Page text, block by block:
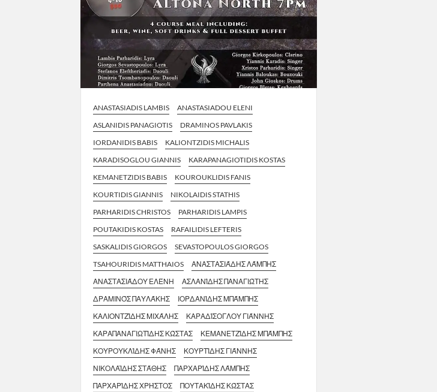
ANASTASIADIS LAMBIS
ANASTASIADOU ELENI
ASLANIDIS PANAGIOTIS
DRAMINOS PAVLAKIS
IORDANIDIS BABIS
KALIONTZIDIS MICHALIS
KARADISOGLOU GIANNIS
KARAPANAGIOTIDIS KOSTAS
KEMANETZIDIS BABIS
KOUROUKLIDIS FANIS
KOURTIDIS GIANNIS
NIKOLAIDIS STATHIS
PARHARIDIS CHRISTOS
PARHARIDIS LAMPIS
POUTAKIDIS KOSTAS
RAFAILIDIS LEFTERIS
SASKALIDIS GIORGOS
SEVASTOPOULOS GIORGOS
TSAHOURIDIS MATTHAIOS
ΑΝΑΣΤΑΣΙΆΔΗΣ ΛΆΜΠΗΣ
ΑΝΑΣΤΑΣΙΆΔΟΥ ΕΛΈΝΗ
ΑΣΛΑΝΊΔΗΣ ΠΑΝΑΓΙΏΤΗΣ
ΔΡΑΜΙΝΌΣ ΠΑΥΛΆΚΗΣ
ΙΟΡΔΑΝΊΔΗΣ ΜΠΆΜΠΗΣ
ΚΑΛΙΟΝΤΖΊΔΗΣ ΜΙΧΆΛΗΣ
ΚΑΡΑΔΊΣΟΓΛΟΥ ΓΙΆΝΝΗΣ
ΚΑΡΑΠΑΝΑΓΙΩΤΊΔΗΣ ΚΏΣΤΑΣ
ΚΕΜΑΝΕΤΖΊΔΗΣ ΜΠΆΜΠΗΣ
ΚΟΥΡΟΥΚΛΊΔΗΣ ΦΆΝΗΣ
ΚΟΥΡΤΊΔΗΣ ΓΙΆΝΝΗΣ
ΝΙΚΟΛΑΪΔΗΣ ΣΤΆΘΗΣ
ΠΑΡΧΑΡΊΔΗΣ ΛΆΜΠΗΣ
ΠΑΡΧΑΡΊΔΗΣ ΧΡΉΣΤΟΣ
ΠΟΥΤΑΚΊΔΗΣ ΚΏΣΤΑΣ